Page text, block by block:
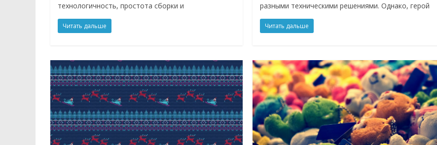
технологичность, простота сборки и
Читать дальше
разными техническими решениями. Однако, герой
Читать дальше